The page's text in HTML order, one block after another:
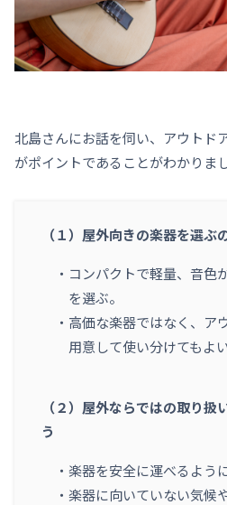
北島さんにお話を伺い、アウトド
がポイントであることがわかりま
（１）屋外向きの楽器を選ぶ
コンパクトで軽量、音色
を選ぶ。
高価な楽器ではなく、ア
用意して使い分けてもよい
（２）屋外ならではの取り
う
楽器を安全に運べるよう
楽器に向いていない気候